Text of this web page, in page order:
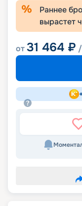
Раннее
вырастет
от31 464 ₽